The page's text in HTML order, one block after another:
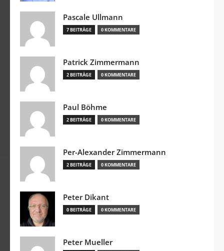
Pascale Ullmann
7 BEITRÄGE 0 KOMMENTARE
Patrick Zimmermann
2 BEITRÄGE 0 KOMMENTARE
Paul Böhme
2 BEITRÄGE 0 KOMMENTARE
Per-Alexander Zimmermann
2 BEITRÄGE 0 KOMMENTARE
Peter Dikant
0 BEITRÄGE 0 KOMMENTARE
Peter Mueller